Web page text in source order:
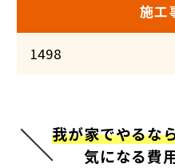
施工
1498
我が家でやるな
気になる費